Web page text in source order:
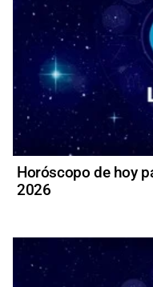
Horóscopo de hoy
2026